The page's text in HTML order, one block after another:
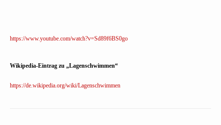
https://www.youtube.com/watch?v=Sd89f6BS0go
Wikipedia-Eintrag zu „Lagenschwimmen“
https://de.wikipedia.org/wiki/Lagenschwimmen